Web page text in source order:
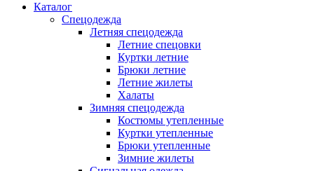
Каталог
Спецодежда
Летняя спецодежда
Летние спецовки
Куртки летние
Брюки летние
Летние жилеты
Халаты
Зимняя спецодежда
Костюмы утепленные
Куртки утепленные
Брюки утепленные
Зимние жилеты